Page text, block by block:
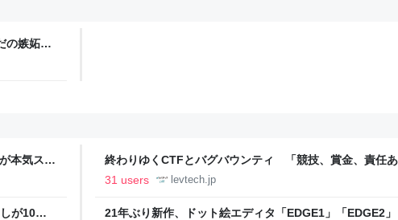
の嫉妬
本気スキ
・中央
終わりゆくCTFとバグバウンティ 「競技、賞金、責任
ること【フォーカス】 - レバテックLAB
31 users levtech.jp
が10年
21年ぶり新作、ドット絵エディタ「EDGE1」「EDGE2